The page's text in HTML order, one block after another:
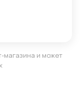
магазина и может